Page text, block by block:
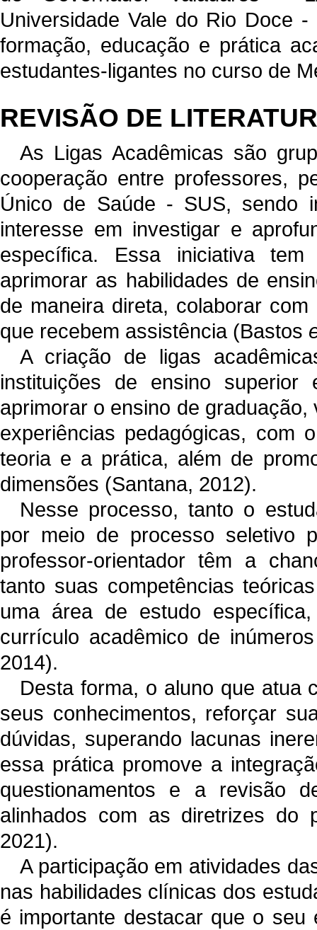
Universidade Vale do Rio Doce
formação, educação e prática
estudantes-ligantes no curso de
REVISÃO DE
As Ligas Acadêmicas são
cooperação entre professores,
Único de Saúde - SUS, sendo
interesse em investigar e
específica. Essa iniciativa
aprimorar as habilidades de
de maneira direta, colaborar
que recebem assistência (Bastos
A criação de ligas
instituições de ensino
aprimorar o ensino de
experiências pedagógicas, com
teoria e a prática, além de
dimensões (Santana, 2012).
Nesse processo, tanto o
por meio de processo seletivo
professor-orientador têm a
tanto suas competências
uma área de estudo
currículo acadêmico de
2014).
Desta forma, o aluno que atua
seus conhecimentos, reforçar
dúvidas, superando lacunas
essa prática promove a
questionamentos e a revisão
alinhados com as diretrizes do
2021).
A participação em atividades
nas habilidades clínicas dos
é importante destacar que o seu